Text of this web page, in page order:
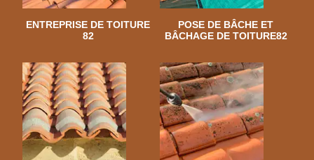
ENTREPRISE DE TOITURE
82
POSE DE BÂCHE ET
BÂCHAGE DE TOITURE82